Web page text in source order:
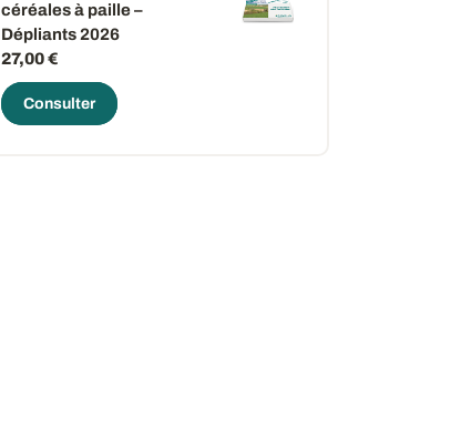
céréales à paille –
Dépliants 2026
27,00 €
Consulter